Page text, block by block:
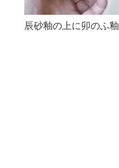
辰砂釉の上に卯のふ釉